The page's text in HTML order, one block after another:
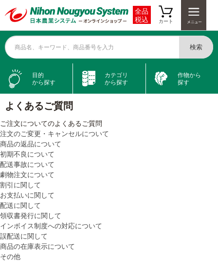
全品
税込
カート
商品名、キーワード、商品番号を入力 検索
目的
から探す
カテゴリ
から探す
作物から
探す
よくあるご質問
ご注文についてのよくあるご質問
注文のご変更・キャンセルについて
商品の返品について
初期不良について
配送事故について
劇物注文について
割引に関して
お支払いに関して
配送に関して
領収書発行に関して
インボイス制度への対応について
誤配送に関して
商品の在庫表示について
その他